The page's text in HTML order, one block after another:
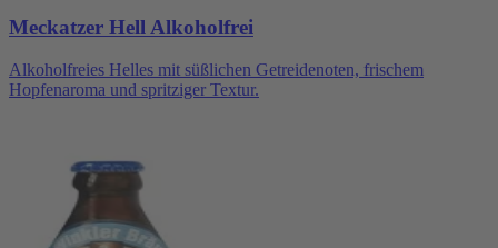
Meckatzer Hell Alkoholfrei
Alkoholfreies Helles mit süßlichen Getreidenoten, frischem
Hopfenaroma und spritziger Textur.